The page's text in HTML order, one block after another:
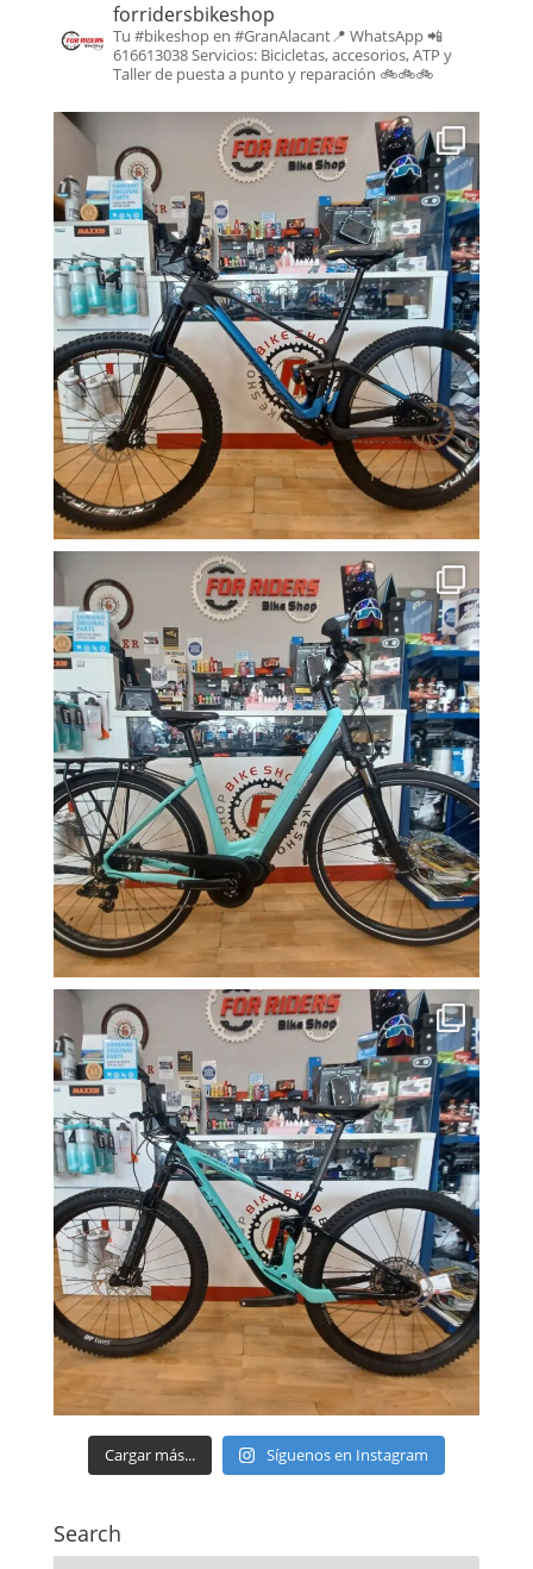
forridersbikeshop
Tu #bikeshop en #GranAlacant📍 WhatsApp 📲
616613038Servicios: Bicicletas, accesorios, ATP y
Taller de puesta a punto y reparación 🚲🚲🚲
Cargar más... Síguenos en Instagram
Search